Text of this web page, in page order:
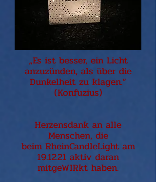
„Es ist besser, ein Licht
anzuzünden, als über die
Dunkelheit zu klagen.“
(Konfuzius)
Herzensdank an alle
Menschen, die
beim RheinCandleLight am
19.12.21 aktiv daran
mitgeWIRkt haben.